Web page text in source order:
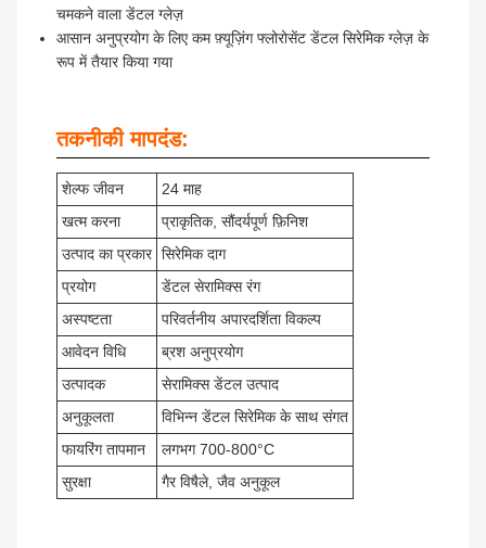
चमकने वाला डेंटल ग्लेज़
आसान अनुप्रयोग के लिए कम फ़्यूज़िंग फ्लोरोसेंट डेंटल सिरेमिक ग्लेज़ के
रूप में तैयार किया गया
तकनीकी मापदंड:
शेल्फ जीवन
24 माह
खत्म करना
प्राकृतिक, सौंदर्यपूर्ण फ़िनिश
उत्पाद का प्रकार सिरेमिक दाग
प्रयोग
डेंटल सेरामिक्स रंग
अस्पष्टता
परिवर्तनीय अपारदर्शिता विकल्प
आवेदन विधि
ब्रश अनुप्रयोग
उत्पादक
सेरामिक्स डेंटल उत्पाद
अनुकूलता
विभिन्न डेंटल सिरेमिक के साथ संगत
फायरिंग तापमान
लगभग 700-800°C
सुरक्षा
गैर विषैले, जैव अनुकूल